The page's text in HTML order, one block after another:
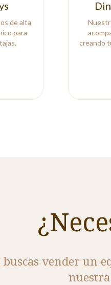
de alta
para
creando
buscas vender un